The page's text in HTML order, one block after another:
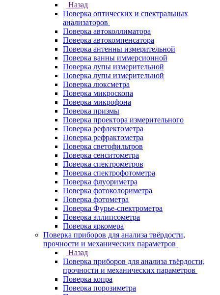
Назад
Поверка оптических и спектральных
анализаторов
Поверка автоколлиматора
Поверка автокомпенсатора
Поверка антенны измерительной
Поверка ванны иммерсионной
Поверка лупы измерительной
Поверка лупы измерительной
Поверка люксметра
Поверка микроскопа
Поверка микрофона
Поверка призмы
Поверка проектора измерительного
Поверка рефлектометра
Поверка рефрактометра
Поверка светофильтров
Поверка сенситометра
Поверка спектрометров
Поверка спектрофотометра
Поверка флуориметра
Поверка фотоколориметра
Поверка фотометра
Поверка Фурье-спектрометра
Поверка эллипсометра
Поверка яркомера
Поверка приборов для анализа твёрдости,
прочности и механических параметров
Назад
Поверка приборов для анализа твёрдости,
прочности и механических параметров
Поверка копра
Поверка порозиметра